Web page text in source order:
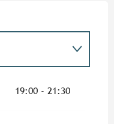
19:00 - 21:30